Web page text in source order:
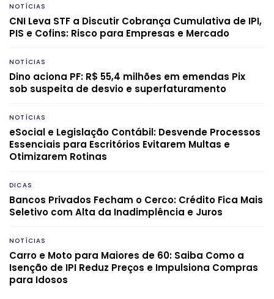
NOTÍCIAS
CNI Leva STF a Discutir Cobrança Cumulativa de IPI,
PIS e Cofins: Risco para Empresas e Mercado
NOTÍCIAS
Dino aciona PF: R$ 55,4 milhões em emendas Pix
sob suspeita de desvio e superfaturamento
NOTÍCIAS
eSocial e Legislação Contábil: Desvende Processos
Essenciais para Escritórios Evitarem Multas e
Otimizarem Rotinas
DICAS
Bancos Privados Fecham o Cerco: Crédito Fica Mais
Seletivo com Alta da Inadimplência e Juros
NOTÍCIAS
Carro e Moto para Maiores de 60: Saiba Como a
Isenção de IPI Reduz Preços e Impulsiona Compras
para Idosos